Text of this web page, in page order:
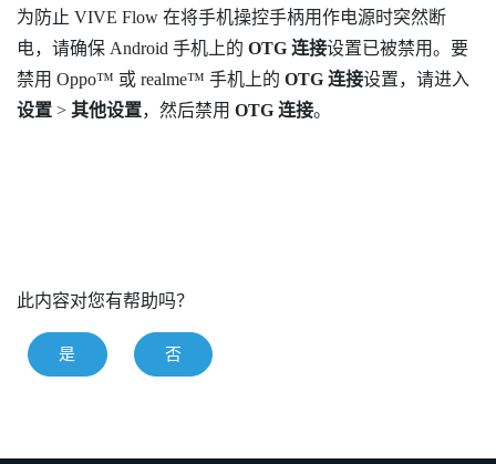
为防止 VIVE Flow 在将手机操控手柄用作电源时突然断
电，请确保 Android 手机上的 OTG 连接设置已被禁用。要
禁用 Oppo™ 或 realme™ 手机上的 OTG 连接设置，请进入
设置 > 其他设置，然后禁用 OTG 连接。
此内容对您有帮助吗？
是 否